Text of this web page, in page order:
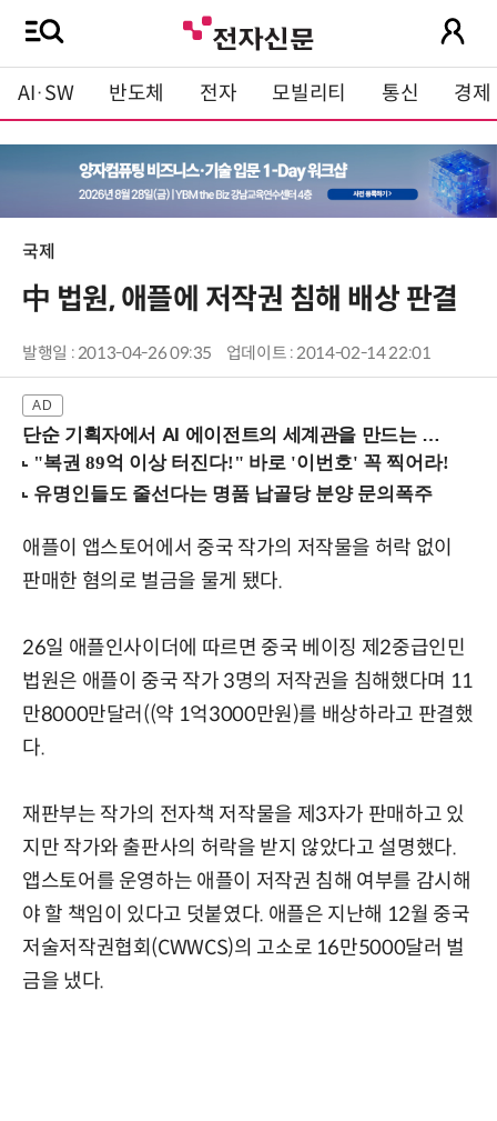
AI·SW 반도체 전자 모빌리티 통신 경제
국제
中 법원, 애플에 저작권 침해 배상 판결
발행일 : 2013-04-26 09:35 업데이트 : 2014-02-14 22:01
단순 기획자에서 AI 에이전트의 세계관을 만드는 지식 설계자로.. (8/20 강남역)
애플이 앱스토어에서 중국 작가의 저작물을 허락 없이
판매한 혐의로 벌금을 물게 됐다.
26일 애플인사이더에 따르면 중국 베이징 제2중급인민
법원은 애플이 중국 작가 3명의 저작권을 침해했다며 11
만8000만달러((약 1억3000만원)를 배상하라고 판결했
다.
재판부는 작가의 전자책 저작물을 제3자가 판매하고 있
지만 작가와 출판사의 허락을 받지 않았다고 설명했다.
앱스토어를 운영하는 애플이 저작권 침해 여부를 감시해
야 할 책임이 있다고 덧붙였다. 애플은 지난해 12월 중국
저술저작권협회(CWWCS)의 고소로 16만5000달러 벌
금을 냈다.